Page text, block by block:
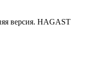
версия. HAGAST